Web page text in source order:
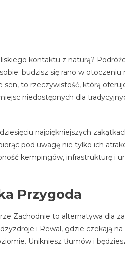
kontaktu z naturą?
budzisz się rano w
sen, to rzeczywistość, którą
niedostępnych dla
najpiękniejszych
pod uwagę nie tylko ich
kempingów, infrastrukturę i
Przygoda
Zachodnie to alternatywa dla
i Rewal, gdzie czekają na
Unikniesz tłumów i